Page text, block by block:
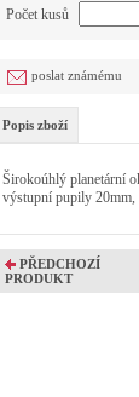
Počet kusů
poslat známému
Popis zboží
Širokoúhlý planetární
výstupní pupily 20mm,
PŘEDCHOZÍ
PRODUKT